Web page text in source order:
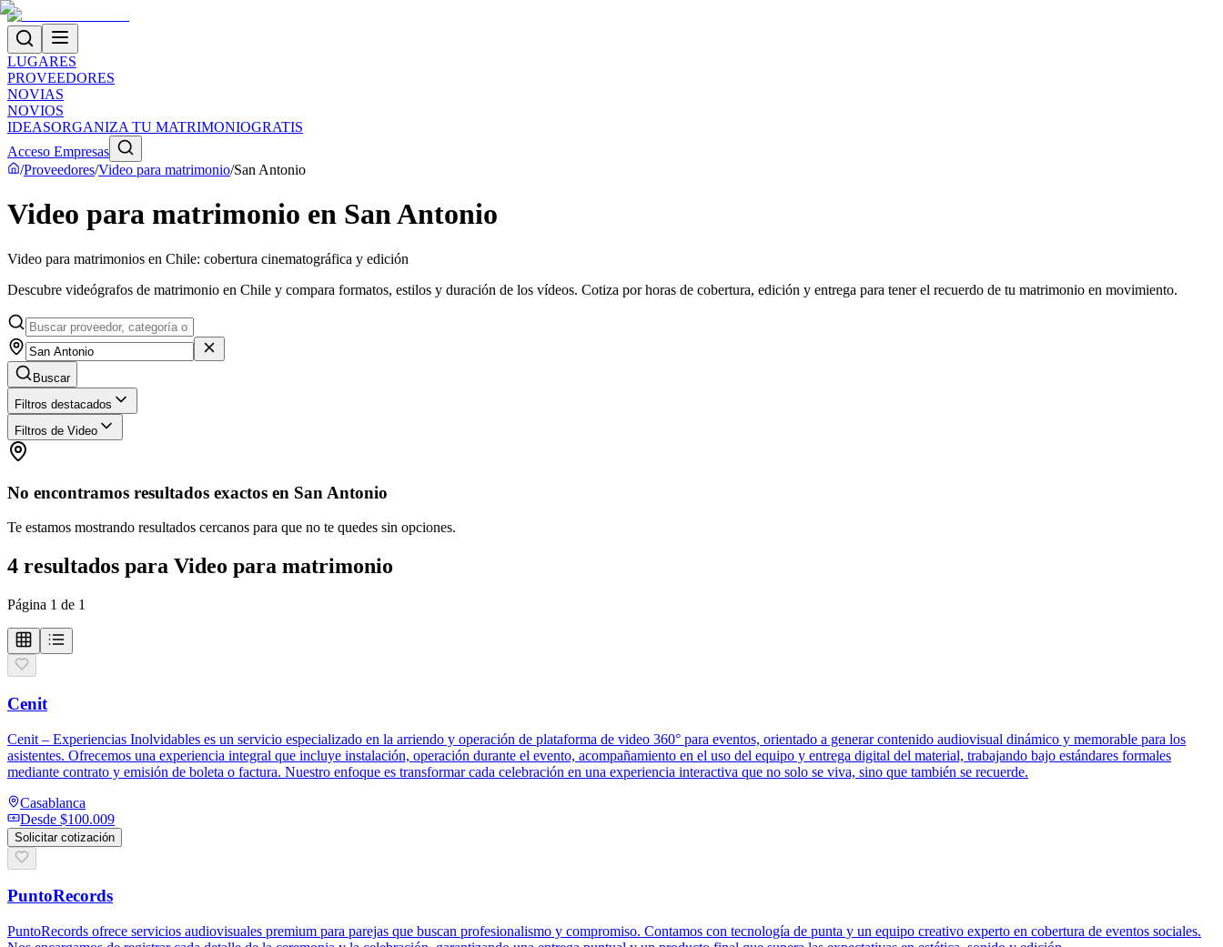
LUGARES
PROVEEDORES
NOVIAS
NOVIOS
IDEASORGANIZA TU MATRIMONIOGRATIS
Acceso Empresas
/Proveedores/Video para matrimonio/San Antonio
Video para matrimonio en San Antonio
Video para matrimonios en Chile: cobertura cinematográfica y edición
Descubre videógrafos de matrimonio en Chile y compara formatos, estilos y duración de los vídeos. Cotiza por horas de cobertura, edición y entrega para tener el recuerdo de tu matrimonio en movimiento.
Buscar
Filtros destacados
Filtros de Video
No encontramos resultados exactos en San Antonio
Te estamos mostrando resultados cercanos para que no te quedes sin opciones.
4 resultados para Video para matrimonio
Página 1 de 1
Cenit
Cenit – Experiencias Inolvidables es un servicio especializado en la arriendo y operación de plataforma de video 360° para eventos, orientado a generar contenido audiovisual dinámico y memorable para los
asistentes. Ofrecemos una experiencia integral que incluye instalación, operación durante el evento, acompañamiento en el uso del equipo y entrega digital del material, trabajando bajo estándares formales
mediante contrato y emisión de boleta o factura. Nuestro enfoque es transformar cada celebración en una experiencia interactiva que no solo se viva, sino que también se recuerde.
Casablanca
Desde $100.009
Solicitar cotización
PuntoRecords
PuntoRecords ofrece servicios audiovisuales premium para parejas que buscan profesionalismo y compromiso. Contamos con tecnología de punta y un equipo creativo experto en cobertura de eventos sociales.